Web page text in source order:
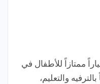
ممتازاً للأطفال في
والتعليم،